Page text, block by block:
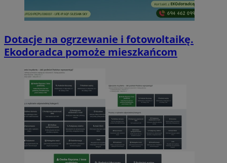
Dotacje na ogrzewanie i fotowoltaikę.
Ekodoradca pomoże mieszkańcom